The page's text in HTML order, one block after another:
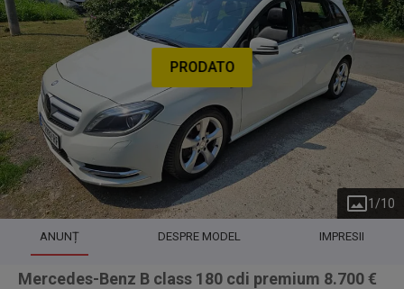
PRODATO
1 /10
ANUNȚ DESPRE MODEL IMPRESII
Mercedes-Benz B class 180 cdi premium 8.700 €